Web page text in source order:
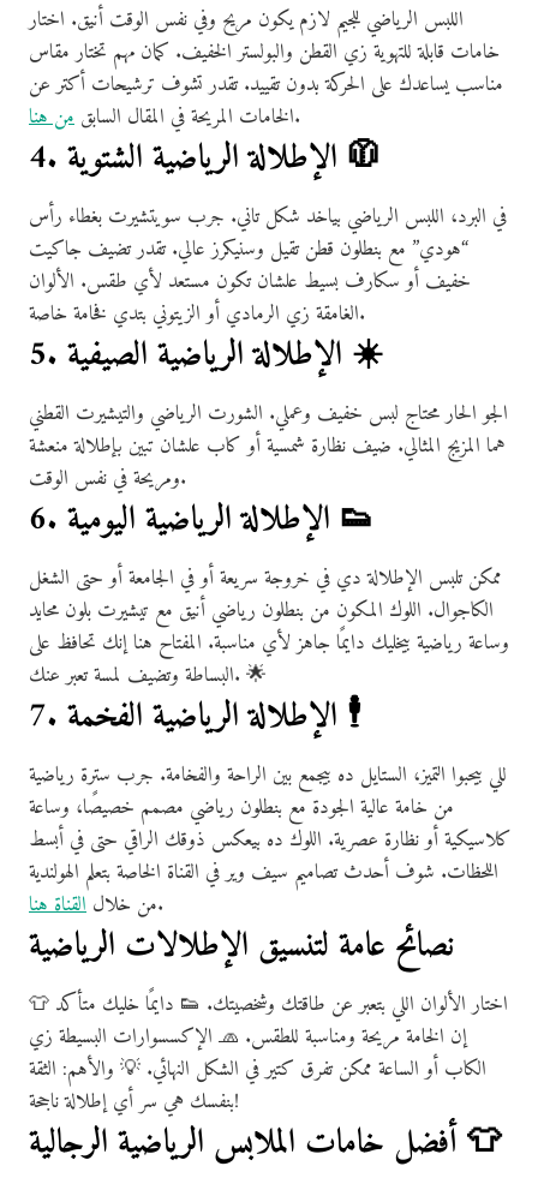
اللبس الرياضي للجيم لازم يكون مريح وفي نفس الوقت أنيق. اختار
خامات قابلة للتهوية زي القطن والبولستر الخفيف. كمان مهم تختار مقاس
مناسب يساعدك على الحركة بدون تقييد. تقدر تشوف ترشيحات أكتر عن
الخامات المريحة في المقال السابق من هنا .
4. الإطلالة الرياضية الشتوية 🧥
في البرد، اللبس الرياضي بياخد شكل تاني. جرب سويتشيرت بغطاء رأس
“هودي” مع بنطلون قطن تقيل وسنيكرز عالي. تقدر تضيف جاكيت
خفيف أو سكارف بسيط علشان تكون مستعد لأي طقس. الألوان
الغامقة زي الرمادي أو الزيتوني بتدي فخامة خاصة.
5. الإطلالة الرياضية الصيفية ☀️
الجو الحار محتاج لبس خفيف وعملي. الشورت الرياضي والتيشيرت القطني
هما المزيج المثالي. ضيف نظارة شمسية أو كاب علشان تبين بإطلالة منعشة
ومريحة في نفس الوقت.
6. الإطلالة الرياضية اليومية 👟
ممكن تلبس الإطلالة دي في خروجة سريعة أو في الجامعة أو حتى الشغل
الكاجوال. اللوك المكون من بنطلون رياضي أنيق مع تيشيرت بلون محايد
وساعة رياضية بيخليك دايمًا جاهز لأي مناسبة. المفتاح هنا إنك تحافظ على
البساطة وتضيف لمسة تعبر عنك. 🌟
7. الإطلالة الرياضية الفخمة 🕴️
للي بيحبوا التميز، الستايل ده بيجمع بين الراحة والفخامة. جرب سترة رياضية
من خامة عالية الجودة مع بنطلون رياضي مصمم خصيصًا، وساعة
كلاسيكية أو نظارة عصرية. اللوك ده بيعكس ذوقك الراقي حتى في أبسط
اللحظات. شوف أحدث تصاميم سيف وير في القناة الخاصة بتعلم الهولندية
من خلال القناة هنا .
نصائح عامة لتنسيق الإطلالات الرياضية
👕 اختار الألوان اللي بتعبر عن طاقتك وشخصيتك. 👟 دايمًا خليك متأكد
إن الخامة مريحة ومناسبة للطقس. 🧢 الإكسسوارات البسيطة زي
الكاب أو الساعة ممكن تفرق كتير في الشكل النهائي. 💡 والأهم: الثقة
بنفسك هي سر أي إطلالة ناجحة!
أفضل خامات الملابس الرياضية الرجالية 👕